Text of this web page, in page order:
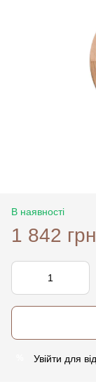
В наявності
1 842 грн
Увійти для